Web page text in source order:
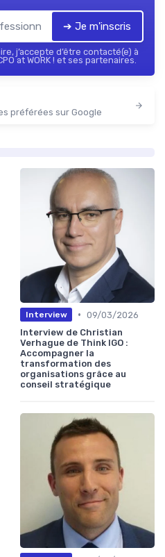
➔ Je m'inscris
j’accepte d’être contacté(e) à
at WORK ! et ses partenaires.
préférées sur Google
Interview • 09/03/2026
Interview de Christian
Verhague de Think IGO :
Accompagner la
transformation des
organisations grâce au
conseil stratégique